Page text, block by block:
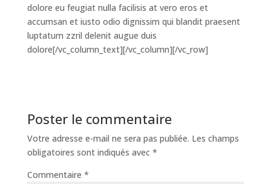
dolore eu feugiat nulla facilisis at vero eros et
accumsan et iusto odio dignissim qui blandit praesent
luptatum zzril delenit augue duis
dolore[/vc_column_text][/vc_column][/vc_row]
Poster le commentaire
Votre adresse e-mail ne sera pas publiée. Les champs
obligatoires sont indiqués avec *
Commentaire *